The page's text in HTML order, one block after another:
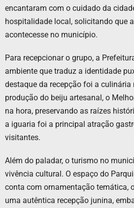
encantaram com o cuidado da
hospitalidade local, solicitando que
acontecesse no município.
Para recepcionar o grupo, a
ambiente que traduz a identidade
destaque da recepção foi a
produção do beiju artesanal, o
na hora, preservando as raízes
a iguaria foi a principal atração
visitantes.
Além do paladar, o turismo no
vivência cultural. O espaço do
conta com ornamentação temática,
uma autêntica recepção junina,